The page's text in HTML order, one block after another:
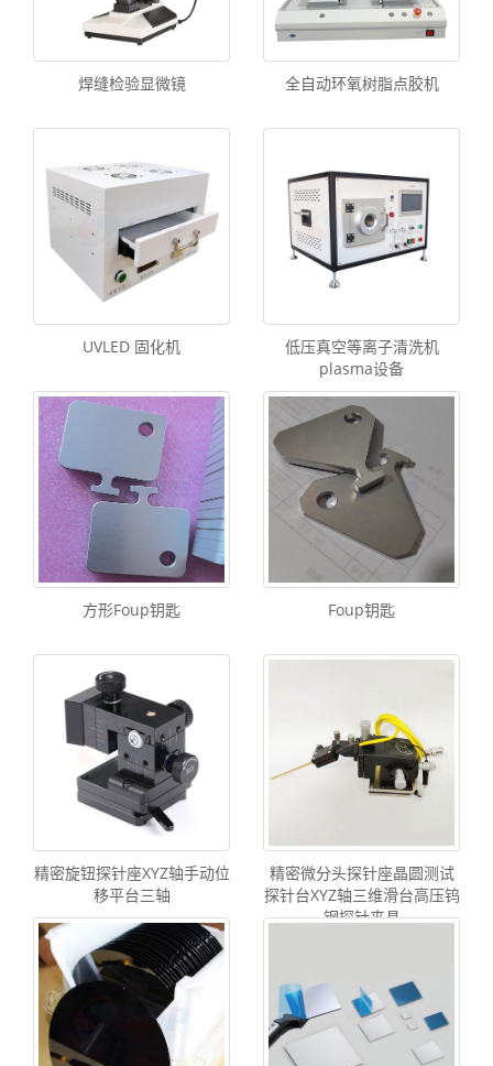
焊缝检验显微镜 全自动环氧树脂点胶机
UVLED 固化机
低压真空等离子清洗机
plasma设备
方形Foup钥匙 Foup钥匙
精密旋钮探针座XYZ轴手动位
移平台三轴
精密微分头探针座晶圆测试
探针台XYZ轴三维滑台高压钨
钢探针夹具